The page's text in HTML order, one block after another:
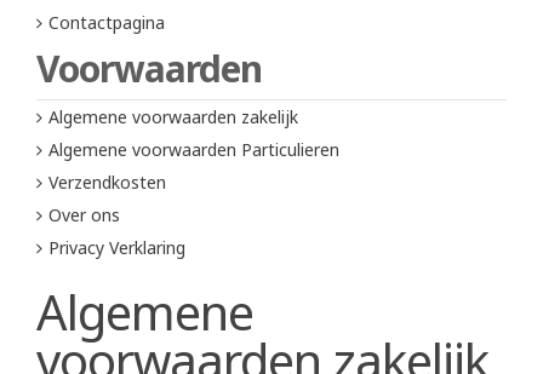
Contactpagina
Voorwaarden
Algemene voorwaarden zakelijk
Algemene voorwaarden Particulieren
Verzendkosten
Over ons
Privacy Verklaring
Algemene
voorwaarden zakelijk